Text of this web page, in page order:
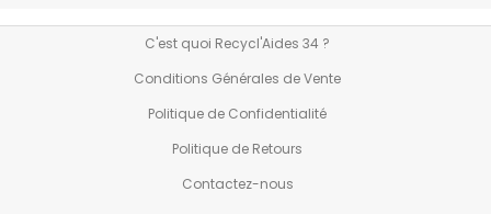
C'est quoi Recycl'Aides 34 ?
Conditions Générales de Vente
Politique de Confidentialité
Politique de Retours
Contactez-nous